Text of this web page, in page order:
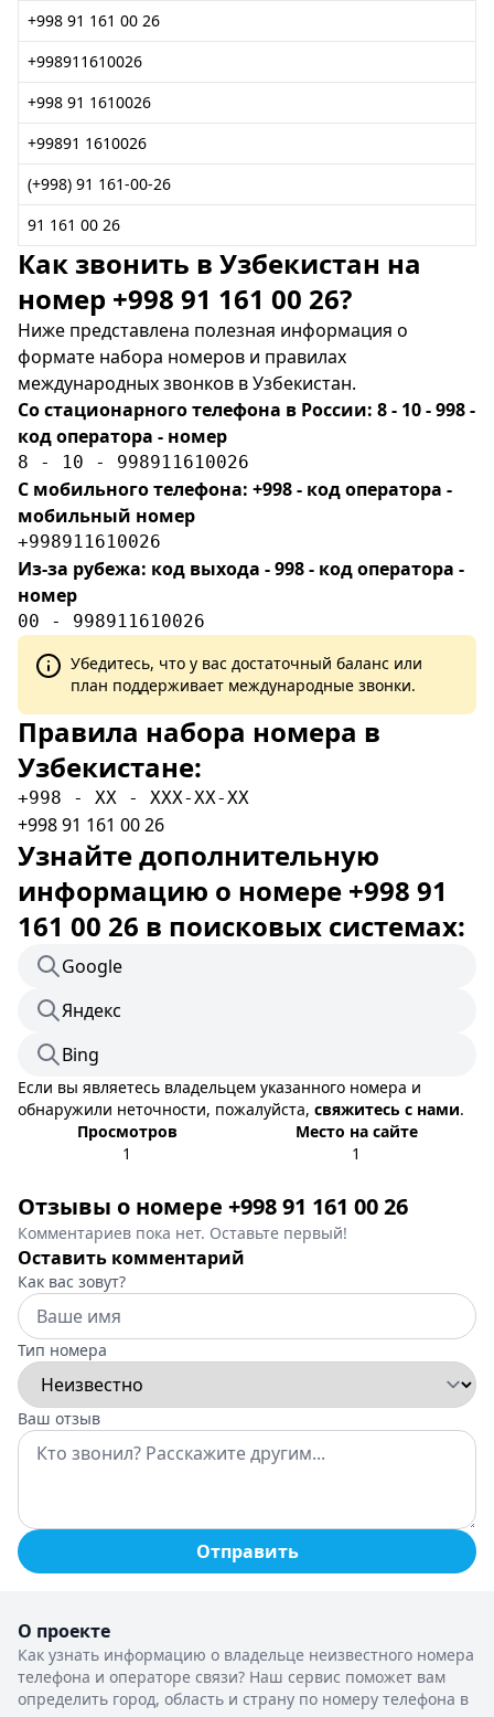
+998 91 161 00 26
+998911610026
+998 91 1610026
+99891 1610026
(+998) 91 161-00-26
91 161 00 26
Как звонить в Узбекистан на
номер +998 91 161 00 26?
Ниже представлена полезная информация о
формате набора номеров и правилах
международных звонков в Узбекистан.
Со стационарного телефона в России: 8 - 10 - 998 -
код оператора - номер
8 - 10 - 998911610026
С мобильного телефона: +998 - код оператора -
мобильный номер
+998911610026
Из-за рубежа: код выхода - 998 - код оператора -
номер
00 - 998911610026
Убедитесь, что у вас достаточный баланс или
план поддерживает международные звонки.
Правила набора номера в
Узбекистане:
+998 - XX - XXX-XX-XX
+998 91 161 00 26
Узнайте дополнительную
информацию о номере +998 91
161 00 26 в поисковых системах:
Google
Яндекс
Bing
Если вы являетесь владельцем указанного номера и
обнаружили неточности, пожалуйста, свяжитесь с нами.
Просмотров
1
Место на сайте
1
Отзывы о номере +998 91 161 00 26
Комментариев пока нет. Оставьте первый!
Оставить комментарий
Как вас зовут?
Тип номера
Ваш отзыв
Отправить
О проекте
Как узнать информацию о владельце неизвестного номера
телефона и операторе связи? Наш сервис поможет вам
определить город, область и страну по номеру телефона в